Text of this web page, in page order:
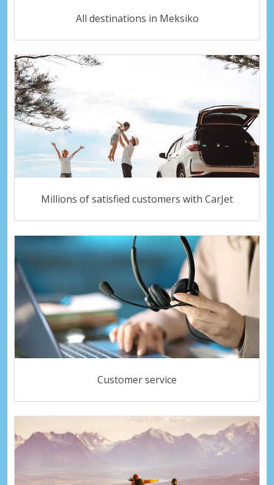
All destinations in Meksiko
Millions of satisfied customers with CarJet
Customer service